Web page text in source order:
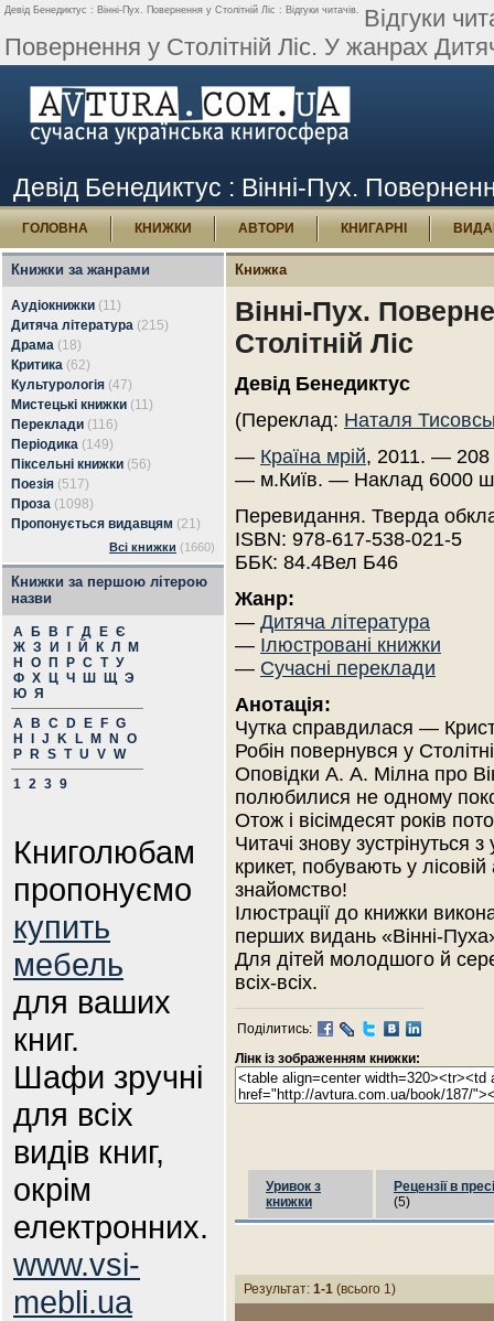
Девід Бенедиктус : Вінні-Пух. Повернення у Столітній Ліс : Відгуки читачів. Відгуки
Повернення у Столітній Ліс. У жанрах
Девід Бенедиктус : Вінні-Пух.
ГОЛОВНА КНИЖКИ АВТОРИ КНИГАРНІ
Книжки за жанрами
Аудіокнижки (11)
Дитяча література (215)
Драма (18)
Критика (62)
Культурологія (47)
Мистецькі книжки (11)
Переклади (116)
Періодика (149)
Піксельні книжки (56)
Поезія (517)
Проза (1098)
Пропонується видавцям (21)
Всі книжки (1660)
Книжки за першою літерою
назви
А Б В Г Д Е Є
Ж З И Й К Л
М
Н
О П Р С Т У
Ф Х Ц Ч Ш Щ Э
Ю Я
A
B C D E F G
H
J K L M N
O
P
R S T U V W
1 2 3 9
Книголюбам
пропонуємо
купить
мебель
для ваших
книг.
Шафи зручні
для всіх
видів книг,
окрім
електронних.
www.vsi-
mebli.ua
Книжка
Вінні-Пух.
Столітній Ліс
Девід Бенедиктус
(Переклад: Наталя
— Країна мрій, 2011. — 208
— м.Київ. — Наклад 6000
Перевидання. Тверда
ISBN: 978-617-538-021-5
ББК: 84.4Вел Б46
Жанр:
— Дитяча література
— Ілюстровані книжки
— Сучасні переклади
Анотація:
Чутка справдилася —
Робін повернувся у
Оповідки А. А. Мілна про
полюбилися не одному
Отож і вісімдесят років
Читачі знову
крикет, побувають у
знайомство!
Ілюстрації до книжки
перших видань «Вінні-
Для дітей молодшого й
всіх-всіх.
Поділитись:
Лінк із зображенням книжки:
Уривок з
книжки
Рецензії в пресі
(5)
Результат: 1-1 (всього 1)